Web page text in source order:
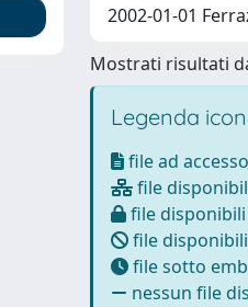
2002-01-01
Mostrati risultati
Legenda
file ad
file
file
file
file sotto
nessun file